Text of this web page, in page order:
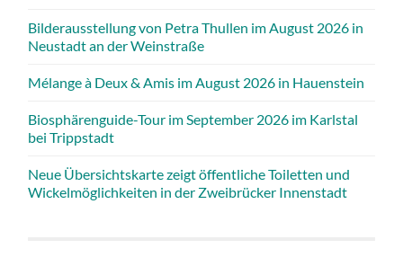
Bilderausstellung von Petra Thullen im August 2026 in
Neustadt an der Weinstraße
Mélange à Deux & Amis im August 2026 in Hauenstein
Biosphärenguide-Tour im September 2026 im Karlstal
bei Trippstadt
Neue Übersichtskarte zeigt öffentliche Toiletten und
Wickelmöglichkeiten in der Zweibrücker Innenstadt